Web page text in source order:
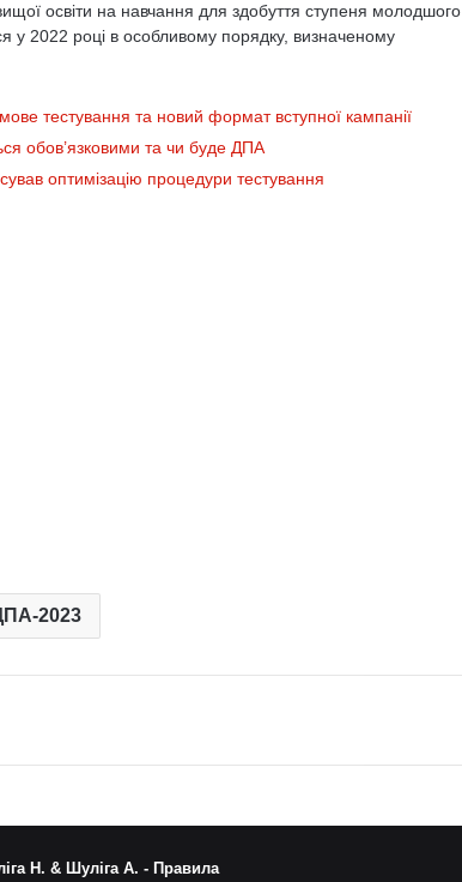
освіти на навчання для здобуття ступеня молодшого
у 2022 році в особливому порядку, визначеному
тестування та новий формат вступної кампанії
обов’язковими та чи буде ДПА
оптимізацію процедури тестування
2023
Н. & Шуліга А. - Правила